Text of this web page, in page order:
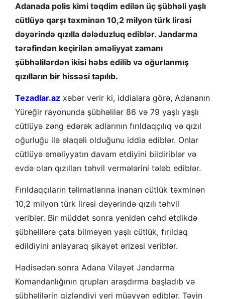
Adanada polis kimi təqdim edilən üç şübhəli yaşlı
cütlüyə qarşı təxminən 10,2 milyon türk lirəsi
dəyərində qızılla dələduzluq ediblər. Jandarma
tərəfindən keçirilən əməliyyat zamanı
şübhəlilərdən ikisi həbs edilib və oğurlanmış
qızılların bir hissəsi tapılıb.
Tezadlar.az xəbər verir ki, iddialara görə, Adananın
Yüreğir rayonunda şübhəlilər 86 və 79 yaşlı yaşlı
cütlüyə zəng edərək adlarının fırıldaqçılıq və qızıl
oğurluğu ilə əlaqəli olduğunu iddia ediblər. Onlar
cütlüyə əməliyyatın davam etdiyini bildiriblər və
evdə olan qızılları təhvil vermələrini tələb ediblər.
Fırıldaqçıların təlimatlarına inanan cütlük təxminən
10,2 milyon türk lirəsi dəyərində qızılı təhvil
veriblər. Bir müddət sonra yenidən cəhd etdikdə
şübhəlilərə çata bilməyən yaşlı cütlük, fırıldaq
edildiyini anlayaraq şikayət ərizəsi veriblər.
Hadisədən sonra Adana Vilayət Jandarma
Komandanlığının qrupları araşdırma başladıb və
şübhəlilərin gizləndiyi yeri müəyyən ediblər. Təyin